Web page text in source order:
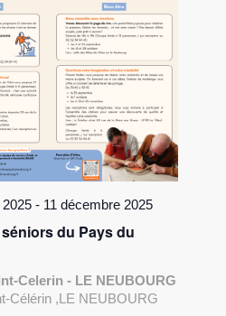
- 11 décembre 2025
du Pays du
Celerin - LE NEUBOURG
Célérin ,LE NEUBOURG